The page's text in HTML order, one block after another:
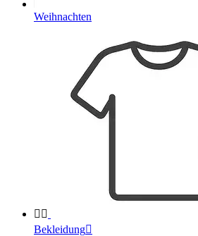
Weihnachten
 
Bekleidung